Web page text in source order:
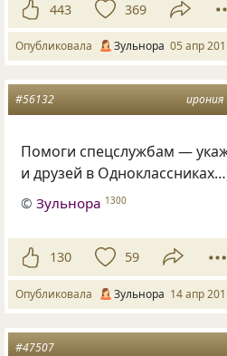
443 369
Опубликовала Зульнора 05 апр
ирония
#56132
Помоги спецслужбам —
и друзей в
©Зульнора 1300
130 59
Опубликовала Зульнора 14 апр
#47507